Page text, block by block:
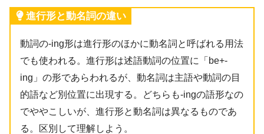
進行形と動名詞の違い
動詞の-ing形は進行形のほかに動名詞と呼ばれる用法
でも使われる。進行形は述語動詞の位置に「be+-
ing」の形であらわれるが、動名詞は主語や動詞の目
的語など別位置に出現する。どちらも-ingの語形なの
でややこしいが、進行形と動名詞は異なるものであ
る。区別して理解しよう。